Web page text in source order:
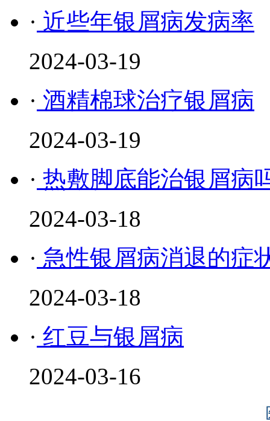
· 近些年银屑病发病率
2024-03-19
· 酒精棉球治疗银屑病
2024-03-19
· 热敷脚底能治银屑病
2024-03-18
· 急性银屑病消退的症
2024-03-18
· 红豆与银屑病
2024-03-16